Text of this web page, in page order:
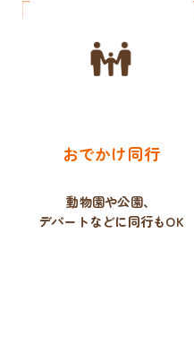
おでかけ同行
動物園や公園、
デパートなどに同行もOK